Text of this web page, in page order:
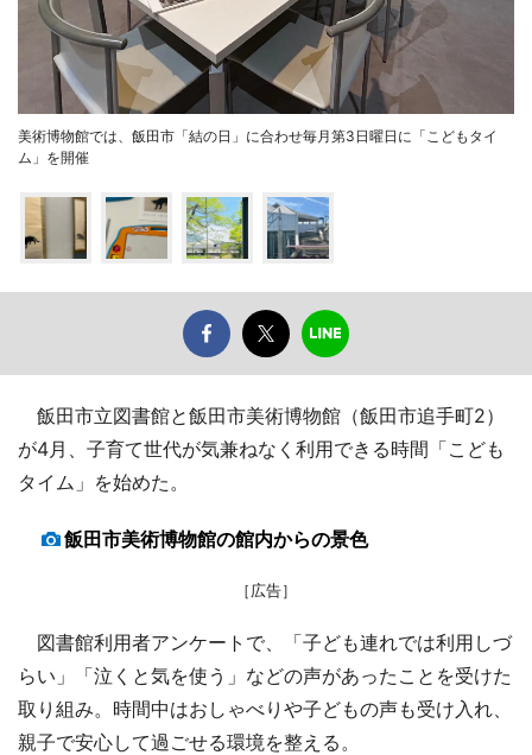
美術博物館では、飯田市「結の日」に合わせ毎月第3日曜日に「こどもタイ
ム」を開催
飯田市立図書館と飯田市美術博物館（飯田市追手町2）
が4月、子育て世代が気兼ねなく利用できる時間「こども
タイム」を始めた。
飯田市美術博物館の館内からの景色
［広告］
図書館利用者アンケートで、「子ども連れでは利用しづ
らい」「泣くと気を使う」などの声があったことを受けた
取り組み。時間中はおしゃべりや子どもの声も受け入れ、
親子で安心して過ごせる環境を整える。